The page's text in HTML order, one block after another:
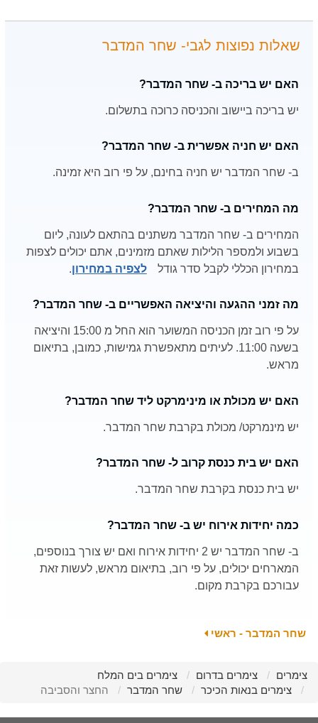
שאלות נפוצות לגבי- שחר המדבר
האם יש בריכה ב- שחר המדבר?
יש בריכה ביישוב והכניסה כרוכה בתשלום.
האם יש חניה אפשרית ב- שחר המדבר?
ב- שחר המדבר יש חניה בחינם, על פי רוב היא זמינה.
מה המחירים ב- שחר המדבר?
המחירים ב- שחר המדבר משתנים בהתאם לעונה, ליום
בשבוע ולמספר הלילות שאתם מזמינים, אתם יכולים לצפות
במחירון הכללי לקבל סדר גודל
לצפיה במחירון.
מה זמני ההגעה והיציאה האפשריים ב- שחר המדבר?
על פי רוב זמן הכניסה המשוער הוא החל מ 15:00 והיציאה
בשעה 11:00. לעיתים מתאפשרת גמישות, כמובן, בתיאום
מראש.
האם יש מכולת או מינימרקט ליד שחר המדבר?
יש מינמרקט/ מכולת בקרבת שחר המדבר.
האם יש בית כנסת קרוב ל- שחר המדבר?
יש בית כנסת בקרבת שחר המדבר.
כמה יחידות אירוח יש ב- שחר המדבר?
ב- שחר המדבר יש 2 יחידות אירוח ואם יש צורך בנוספים,
המארחים יכולים, על פי רוב, בתיאום מראש, לעשות זאת
עבורכם בקרבת מקום.
שחר המדבר - ראשי
צימרים צימרים בדרום
צימרים בים המלח
צימרים בנאות הכיכר
שחר המדבר החצר והסביבה